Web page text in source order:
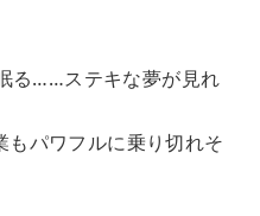
る……ステキな夢が見れ
パワフルに乗り切れそ